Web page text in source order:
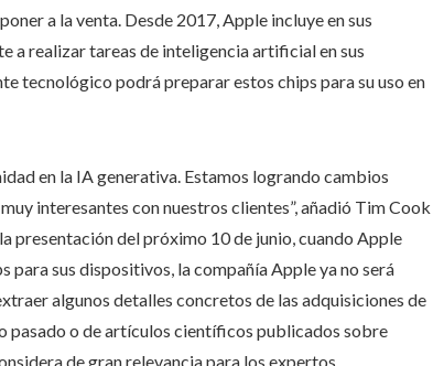
a la venta. Desde 2017, Apple incluye en sus
a realizar tareas de inteligencia artificial en sus
tecnológico podrá preparar estos chips para su uso en
en la IA generativa. Estamos logrando cambios
interesantes con nuestros clientes”, añadió Tim Cook
presentación del próximo 10 de junio, cuando Apple
para sus dispositivos, la compañía Apple ya no será
algunos detalles concretos de las adquisiciones de
pasado o de artículos científicos publicados sobre
de gran relevancia para los expertos.